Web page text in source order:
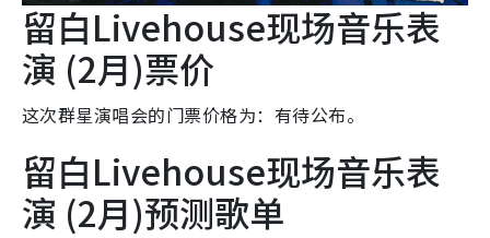
留白Livehouse现场音乐表
演 (2月)票价
这次群星演唱会的门票价格为：有待公布。
留白Livehouse现场音乐表
演 (2月)预测歌单